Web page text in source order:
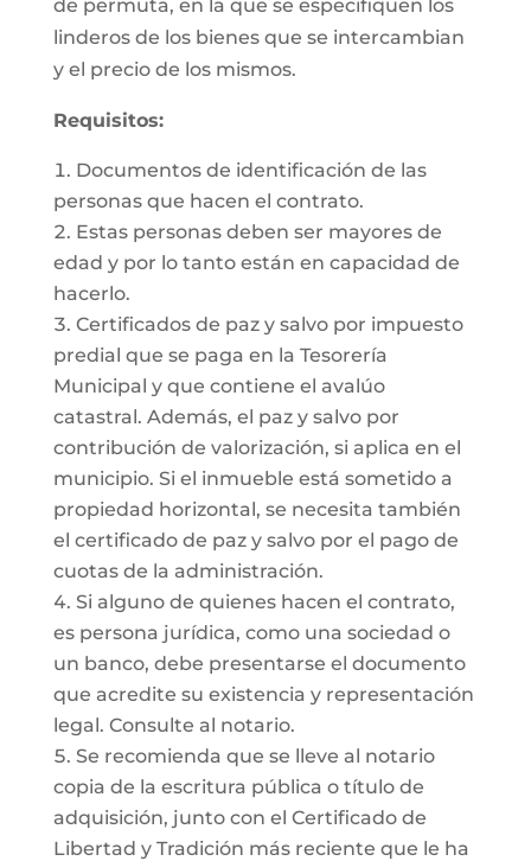
de permuta, en la que se especifiquen los
linderos de los bienes que se intercambian
y el precio de los mismos.
Requisitos:
Documentos de identificación de las
personas que hacen el contrato.
Estas personas deben ser mayores de
edad y por lo tanto están en capacidad de
hacerlo.
Certificados de paz y salvo por impuesto
predial que se paga en la Tesorería
Municipal y que contiene el avalúo
catastral. Además, el paz y salvo por
contribución de valorización, si aplica en el
municipio. Si el inmueble está sometido a
propiedad horizontal, se necesita también
el certificado de paz y salvo por el pago de
cuotas de la administración.
Si alguno de quienes hacen el contrato,
es persona jurídica, como una sociedad o
un banco, debe presentarse el documento
que acredite su existencia y representación
legal. Consulte al notario.
Se recomienda que se lleve al notario
copia de la escritura pública o título de
adquisición, junto con el Certificado de
Libertad y Tradición más reciente que le ha